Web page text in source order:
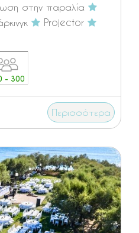
στην παραλία
Projector
- 300
Περισσότερα